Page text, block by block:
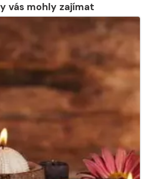
vás mohly zajímat